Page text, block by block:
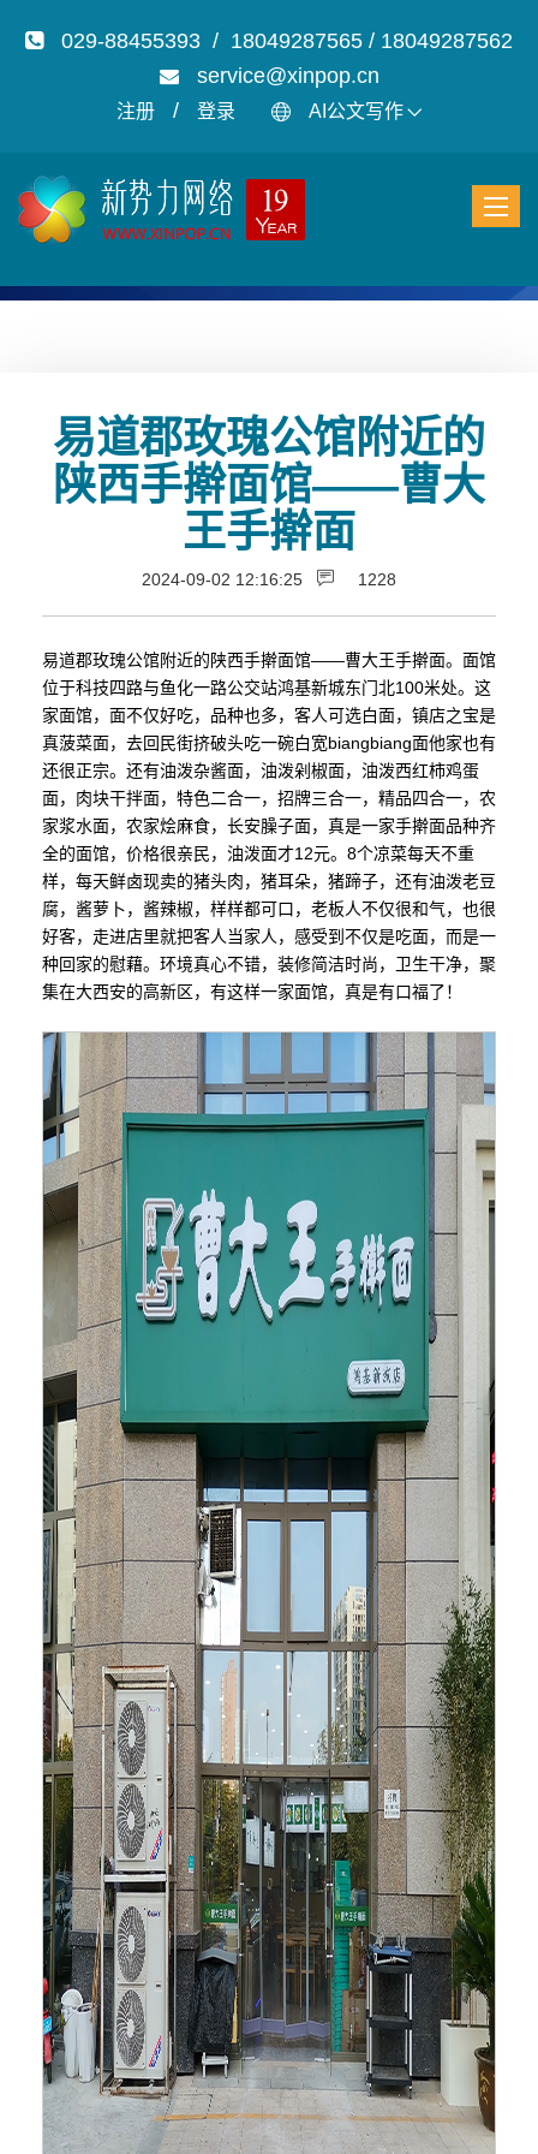
029-88455393 / 18049287565 / 18049287562
service@xinpop.cn
注册 / 登录 AI公文写作
易道郡玫瑰公馆附近的
陕西手擀面馆——曹大
王手擀面
2024-09-02 12:16:25 1228
易道郡玫瑰公馆附近的陕西手擀面馆——曹大王手擀面。面馆
位于科技四路与鱼化一路公交站鸿基新城东门北100米处。这
家面馆，面不仅好吃，品种也多，客人可选白面，镇店之宝是
真菠菜面，去回民街挤破头吃一碗白宽biangbiang面他家也有
还很正宗。还有油泼杂酱面，油泼剁椒面，油泼西红柿鸡蛋
面，肉块干拌面，特色二合一，招牌三合一，精品四合一，农
家浆水面，农家烩麻食，长安臊子面，真是一家手擀面品种齐
全的面馆，价格很亲民，油泼面才12元。8个凉菜每天不重
样，每天鲜卤现卖的猪头肉，猪耳朵，猪蹄子，还有油泼老豆
腐，酱萝卜，酱辣椒，样样都可口，老板人不仅很和气，也很
好客，走进店里就把客人当家人，感受到不仅是吃面，而是一
种回家的慰藉。环境真心不错，装修简洁时尚，卫生干净，聚
集在大西安的高新区，有这样一家面馆，真是有口福了！